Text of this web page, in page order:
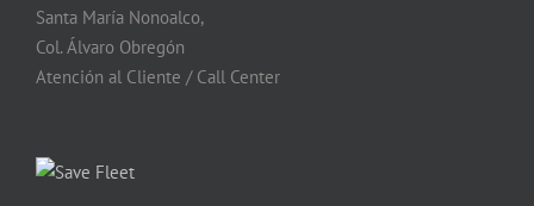
Santa María Nonoalco,
Col. Álvaro Obregón
Atención al Cliente / Call Center